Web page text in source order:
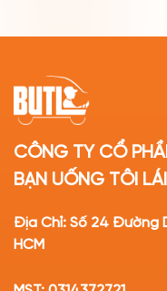
CÔNG TY CỔ
BẠN UỐNG TÔI LÁI
Địa Chỉ: Số 24 Đường
HCM